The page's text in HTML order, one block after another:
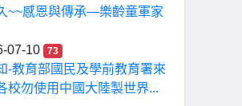
~~感恩與傳承—樂齡童軍家
07-10
73
-教育部國民及學前教育署來
校勿使用中國大陸製世界...